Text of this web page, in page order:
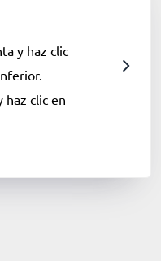
y haz clic
haz clic en